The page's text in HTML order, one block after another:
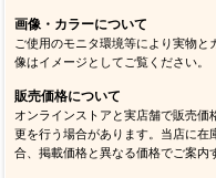
画像・カラーについて
ご使用のモニタ環境等により実物
像はイメージとしてご覧ください。
販売価格について
オンラインストアと実店舗で販売
更を行う場合があります。当店に
合、掲載価格と異なる価格でご案内